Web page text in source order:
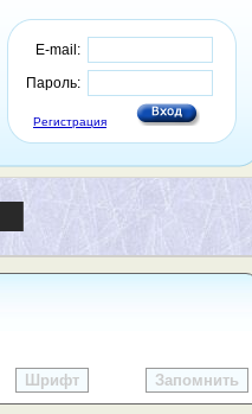
E-mail:
Пароль:
Регистрация
Шрифт Запомнить